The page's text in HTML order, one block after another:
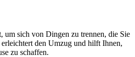
um sich von Dingen zu trennen, die Sie
den Umzug und hilft Ihnen,
zu schaffen.